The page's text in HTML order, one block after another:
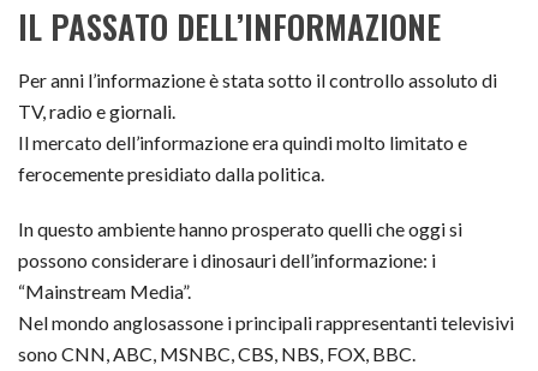
IL PASSATO DELL’INFORMAZIONE
Per anni l’informazione è stata sotto il controllo assoluto di
TV, radio e giornali.
Il mercato dell’informazione era quindi molto limitato e
ferocemente presidiato dalla politica.
In questo ambiente hanno prosperato quelli che oggi si
possono considerare i dinosauri dell’informazione: i
“Mainstream Media”.
Nel mondo anglosassone i principali rappresentanti televisivi
sono CNN, ABC, MSNBC, CBS, NBS, FOX, BBC.